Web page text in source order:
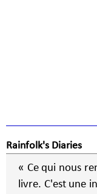
Rainfolk's Diaries
« Ce qui nous
livre. C'est une